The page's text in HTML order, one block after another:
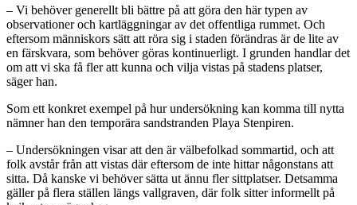
– Vi behöver generellt bli bättre på att göra den här typen av
observationer och kartläggningar av det offentliga rummet. Och
eftersom människors sätt att röra sig i staden förändras är de lite av
en färskvara, som behöver göras kontinuerligt. I grunden handlar det
om att vi ska få fler att kunna och vilja vistas på stadens platser,
säger han.
Som ett konkret exempel på hur undersökning kan komma till nytta
nämner han den temporära sandstranden Playa Stenpiren.
– Undersökningen visar att den är välbefolkad sommartid, och att
folk avstår från att vistas där eftersom de inte hittar någonstans att
sitta. Då kanske vi behöver sätta ut ännu fler sittplatser. Detsamma
gäller på flera ställen längs vallgraven, där folk sitter informellt på